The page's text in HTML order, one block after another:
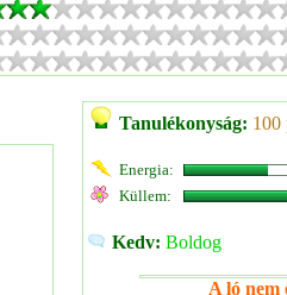
Tanulékonyság: 100
Energia:
Küllem:
Kedv: Boldog
A ló nem